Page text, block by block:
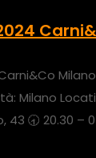
Milano
Milano
43 🕣 20.30 –